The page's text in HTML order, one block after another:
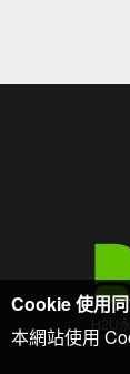
H2U
Cookie 使用
本網站使用